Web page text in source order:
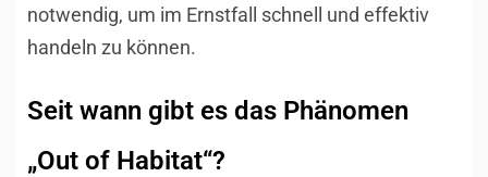
notwendig, um im Ernstfall schnell und effektiv
handeln zu können.
Seit wann gibt es das Phänomen
„Out of Habitat“?